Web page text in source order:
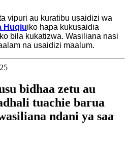
vipuri au kuratibu usaidizi wa
Huqiuiko hapa kukusaidia
bila kukatizwa. Wasiliana nasi
na usaidizi maalum.
bidhaa zetu au
tuachie barua
ndani ya saa